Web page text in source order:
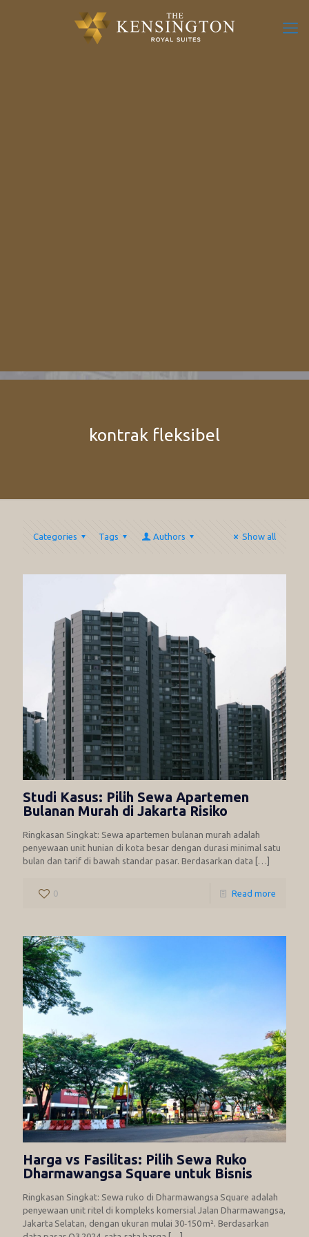
kontrak fleksibel
Categories Tags Authors Show all
Studi Kasus: Pilih Sewa Apartemen
Bulanan Murah di Jakarta Risiko
Ringkasan Singkat: Sewa apartemen bulanan murah adalah
penyewaan unit hunian di kota besar dengan durasi minimal satu
bulan dan tarif di bawah standar pasar. Berdasarkan data […]
0 Read more
Harga vs Fasilitas: Pilih Sewa Ruko
Dharmawangsa Square untuk Bisnis
Ringkasan Singkat: Sewa ruko di Dharmawangsa Square adalah
penyewaan unit ritel di kompleks komersial Jalan Dharmawangsa,
Jakarta Selatan, dengan ukuran mulai 30‑150 m². Berdasarkan